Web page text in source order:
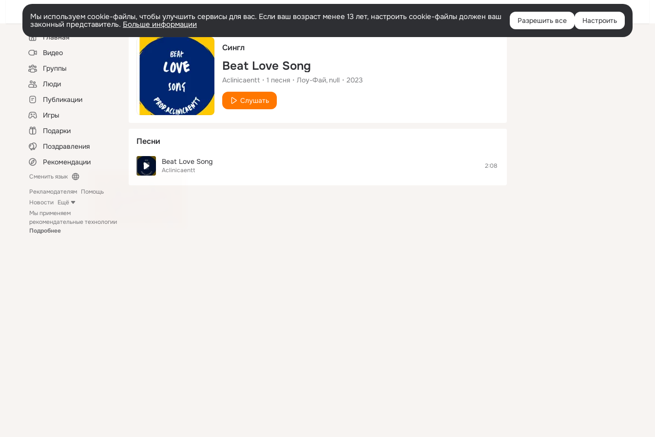
Русский Войти
Мы используем cookie-файлы, чтобы улучшить сервисы для вас. Если ваш возраст менее 13 лет, настроить cookie-файлы должен ваш
законный представитель. Больше информации Разрешить все Настроить
Левая
колонкаГлавная
Видео
Группы
Люди
Публикации
Игры
Подарки
Поздравления
Рекомендации
Сменить язык
Рекламодателям Помощь
Новости Ещё
Мы применяем
рекомендательные технологии
Подробнее
Сингл
Beat Love Song
Aclinicaentt 1 песня Лоу-Фай null 2023
Слушать
Песни
Beat Love Song
Aclinicaentt
2:08